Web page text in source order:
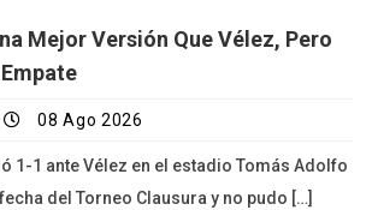
Mejor Versión Que Vélez, Pero
08 Ago 2026
1-1 ante Vélez en el estadio Tomás Adolfo
del Torneo Clausura y no pudo […]